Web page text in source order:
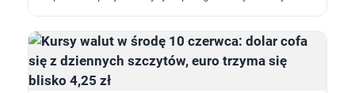
rynkowe na żywo z naszego serwisu oraz kontekst, który
nimi rządzi.